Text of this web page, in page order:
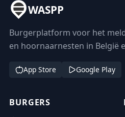
WASPP
Burgerplatform voor het
en hoornaarnesten in België
App Store Google Play
BURGERS